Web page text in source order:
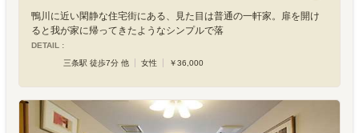
鴨川に近い閑静な住宅街にある、見た目は普通の一軒家。扉を開け
ると我が家に帰ってきたようなシンプルで落
DETAIL :
三条駅 徒歩7分 他
女性 ￥36,000